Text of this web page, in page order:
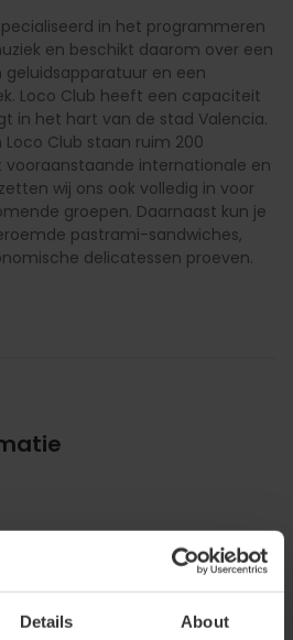
Details About
in het programmeren
en beschikt daarom over een
en een
Loco Club heeft een capaciteit
in het hart van de stad Valencia.
Club staan ruim 200
internationale en
wij ons ook volledig in voor
groepen. Daarnaast kun je
pastrami-sandwiches,
delicatessen proeven.